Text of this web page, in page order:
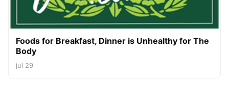
Foods for Breakfast, Dinner is Unhealthy for The
Body
jul 29